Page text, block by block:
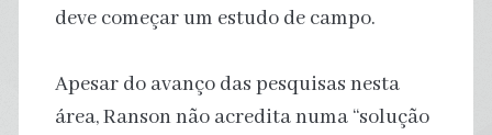
deve começar um estudo de campo.
Apesar do avanço das pesquisas nesta
área, Ranson não acredita numa “solução